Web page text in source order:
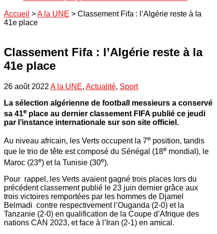
Accueil >A la UNE > Classement Fifa : l’Algérie reste à la
41e place
Classement Fifa : l’Algérie reste à la
41e place
26 août 2022 A la UNE, Actualité, Sport
La sélection algérienne de football messieurs a conservé
sa 41e place au dernier classement FIFA publié ce jeudi
par l’instance internationale sur son site officiel.
Au niveau africain, les Verts occupent la 7e position, tandis
que le trio de tête est composé du Sénégal (18e mondial), le
Maroc (23e) et la Tunisie (30e).
Pour rappel, les Verts avaient gagné trois places lors du
précédent classement publié le 23 juin dernier grâce aux
trois victoires remportées par les hommes de Djamel
Belmadi contre respectivement l’Ouganda (2-0) et la
Tanzanie (2-0) en qualification de la Coupe d’Afrique des
nations CAN 2023, et face à l’Iran (2-1) en amical.